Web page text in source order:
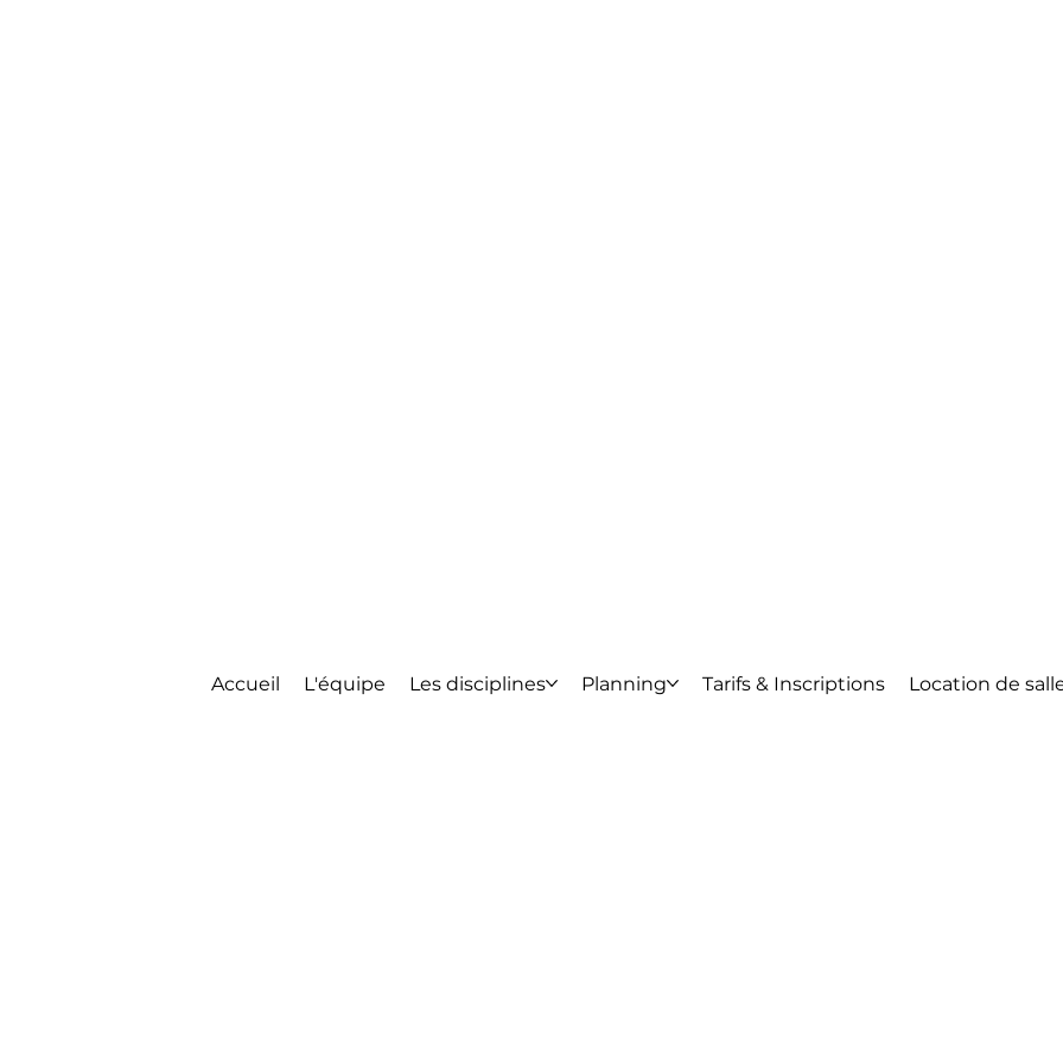
Accueil L'équipe Les disciplines Planning Tarifs & Inscriptions Location de